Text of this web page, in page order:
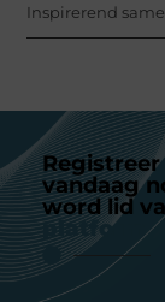
Inspirerend
Registreer
vandaag
word lid
platform